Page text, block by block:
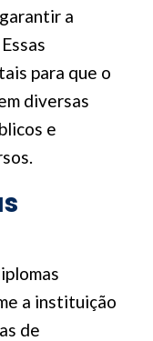
a
para que o
diversas
e
a instituição
de